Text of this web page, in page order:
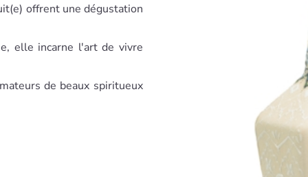
offrent une dégustation
elle incarne l'art de vivre
de beaux spiritueux